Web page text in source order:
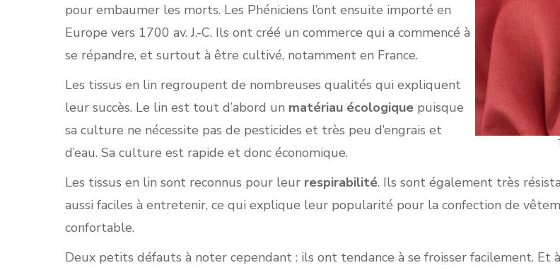
pour embaumer les morts. Les Phéniciens l’ont ensuite importé en
Europe vers 1700 av. J.-C. Ils ont créé un commerce qui a commencé à
se répandre, et surtout à être cultivé, notamment en France.
Les tissus en lin regroupent de nombreuses qualités qui expliquent
leur succès. Le lin est tout d’abord un matériau écologique puisque
sa culture ne nécessite pas de pesticides et très peu d’engrais et
d’eau. Sa culture est rapide et donc économique.
Les tissus en lin sont reconnus pour leur respirabilité. Ils sont également très
aussi faciles à entretenir, ce qui explique leur popularité pour la confection de
confortable.
Deux petits défauts à noter cependant : ils ont tendance à se froisser facilement. Et